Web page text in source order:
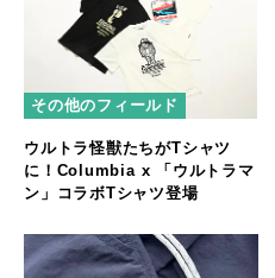
その他のフィールド
ウルトラ怪獣たちがTシャツ
に！Columbia x 「ウルトラマ
ン」コラボTシャツ登場